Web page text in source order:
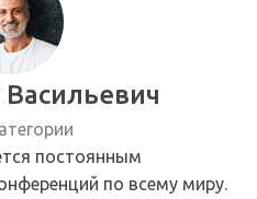
постоянным
по всему миру.